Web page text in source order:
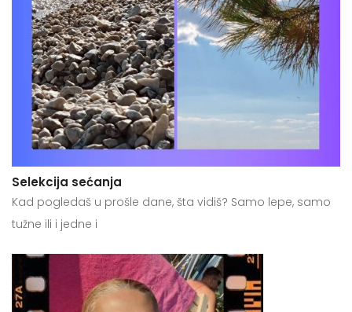
Selekcija sećanja
Kad pogledaš u prošle dane, šta vidiš? Samo lepe, samo
tužne ili i jedne i